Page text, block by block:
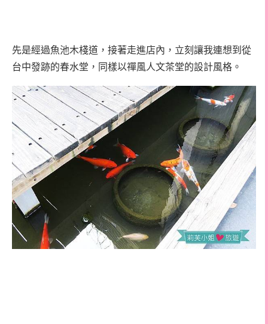
先是經過魚池木棧道，接著走進店內，立刻讓我連想到從
台中發跡的春水堂，同樣以禪風人文茶堂的設計風格。